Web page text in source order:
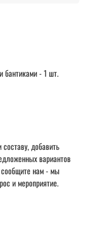
бантиками - 1 шт.
добавить
вариантов
нам - мы
и мероприятие.